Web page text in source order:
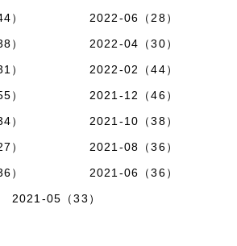
）
2022-06（28）
）
2022-04（30）
）
2022-02（44）
）
2021-12（46）
）
2021-10（38）
）
2021-08（36）
）
2021-06（36）
2021-05（33）